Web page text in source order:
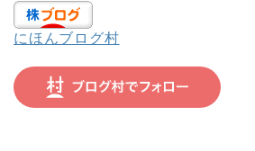
にほんブログ村